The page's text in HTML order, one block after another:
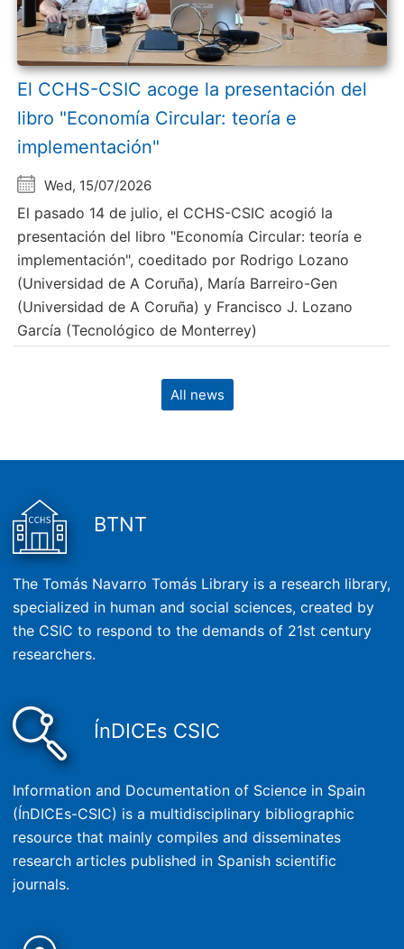
El CCHS-CSIC acoge la presentación del
libro "Economía Circular: teoría e
implementación"
Wed, 15/07/2026
El pasado 14 de julio, el CCHS-CSIC acogió la
presentación del libro "Economía Circular: teoría e
implementación", coeditado por Rodrigo Lozano
(Universidad de A Coruña), María Barreiro-Gen
(Universidad de A Coruña) y Francisco J. Lozano
García (Tecnológico de Monterrey)
All news
BTNT
The Tomás Navarro Tomás Library is a research library,
specialized in human and social sciences, created by
the CSIC to respond to the demands of 21st century
researchers.
ÍnDICEs CSIC
Information and Documentation of Science in Spain
(ÍnDICEs-CSIC) is a multidisciplinary bibliographic
resource that mainly compiles and disseminates
research articles published in Spanish scientific
journals.